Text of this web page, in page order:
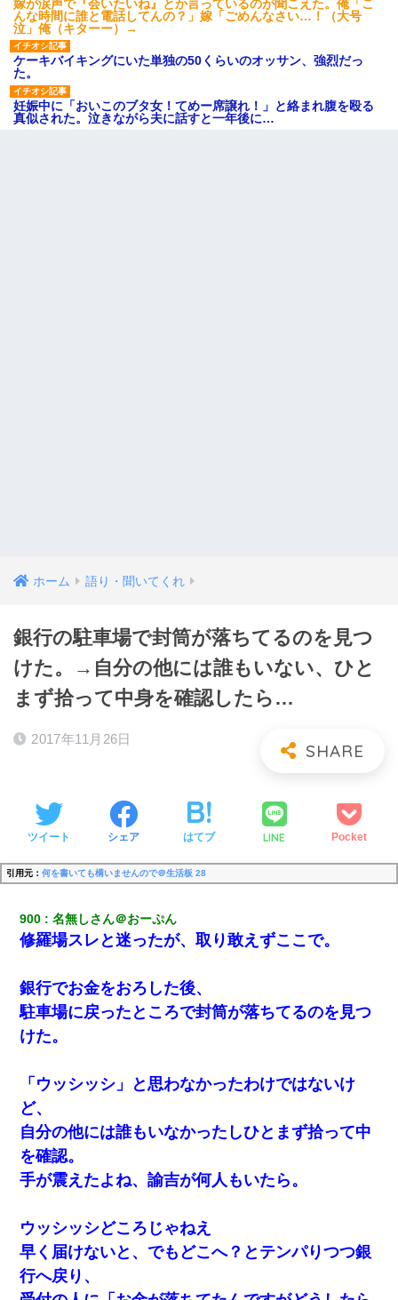
嫁が涙声で『会いたいね』とか言っているのが聞こえた。俺「こ
んな時間に誰と電話してんの？」嫁「ごめんなさい…！（大号
泣」俺（キターー）→
ケーキバイキングにいた単独の50くらいのオッサン、強烈だっ
た。
妊娠中に「おいこのブタ女！てめー席譲れ！」と絡まれ腹を殴る
真似された。泣きながら夫に話すと一年後に…
ホーム 語り・聞いてくれ
銀行の駐車場で封筒が落ちてるのを見つ
けた。→自分の他には誰もいない、ひと
まず拾って中身を確認したら…
2017年11月26日
ツイート シェア はてブ LINE Pocket
引用元： 何を書いても構いませんので＠生活板 28
900 名無しさん＠おーぷん
修羅場スレと迷ったが、取り敢えずここで。
銀行でお金をおろした後、
駐車場に戻ったところで封筒が落ちてるのを見つ
けた。
「ウッシッシ」と思わなかったわけではないけ
ど、
自分の他には誰もいなかったしひとまず拾って中
を確認。
手が震えたよね、諭吉が何人もいたら。
ウッシッシどころじゃねえ
早く届けないと、でもどこへ？とテンパりつつ銀
行へ戻り、